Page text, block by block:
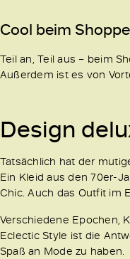
Cool beim
Teil an, Teil aus – beim
Außerdem ist es von
Design
Tatsächlich hat der
Ein Kleid aus den 70er-
Chic. Auch das Outfit im
Verschiedene Epochen,
Eclectic Style ist die
Spaß an Mode zu haben.